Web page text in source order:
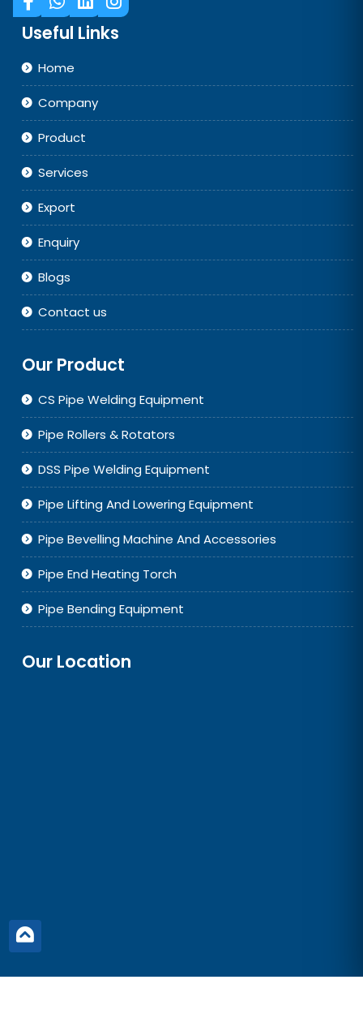
Useful Links
Home
Company
Product
Services
Export
Enquiry
Blogs
Contact us
Our Product
CS Pipe Welding Equipment
Pipe Rollers & Rotators
DSS Pipe Welding Equipment
Pipe Lifting And Lowering Equipment
Pipe Bevelling Machine And Accessories
Pipe End Heating Torch
Pipe Bending Equipment
Our Location